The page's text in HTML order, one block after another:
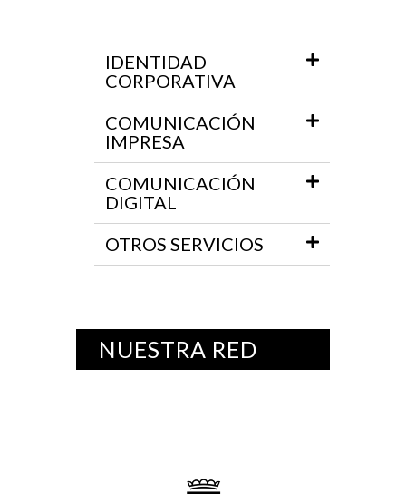
IDENTIDAD
CORPORATIVA
COMUNICACIÓN
IMPRESA
COMUNICACIÓN
DIGITAL
OTROS SERVICIOS
NUESTRA RED